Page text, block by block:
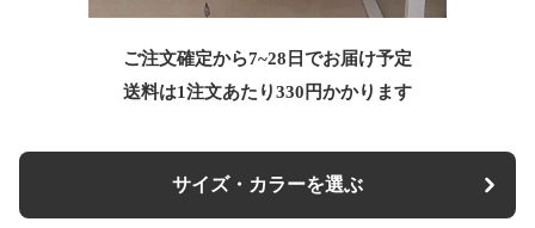
ご注文確定から7~28日でお届け予定
送料は1注文あたり330 円かかります
サイズ・カラーを選ぶ